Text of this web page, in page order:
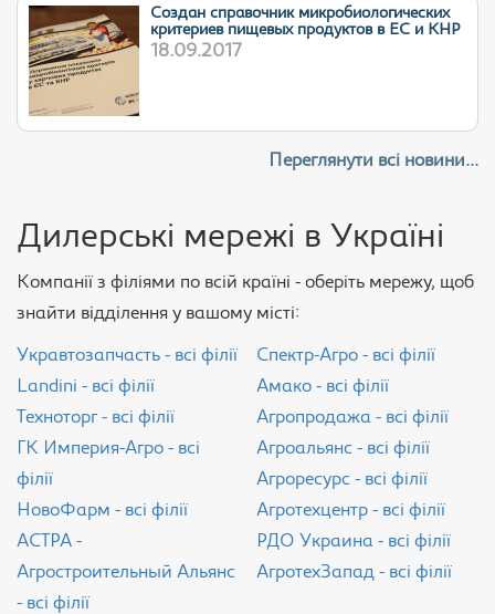
Cоздан справочник микробиологических
критериев пищевых продуктов в ЕС и КНР
18.09.2017
Переглянути всі новини...
Дилерські мережі в Україні
Компанії з філіями по всій країні - оберіть мережу, щоб
знайти відділення у вашому місті:
Укравтозапчасть - всі філії
Landini - всі філії
Техноторг - всі філії
ГК Империя-Агро - всі
філії
НовоФарм - всі філії
АСТРА -
Агростроительный Альянс
- всі філії
Спектр-Агро - всі філії
Амако - всі філії
Агропродажа - всі філії
Агроальянс - всі філії
Агроресурс - всі філії
Агротехцентр - всі філії
РДО Украина - всі філії
АгротехЗапад - всі філії